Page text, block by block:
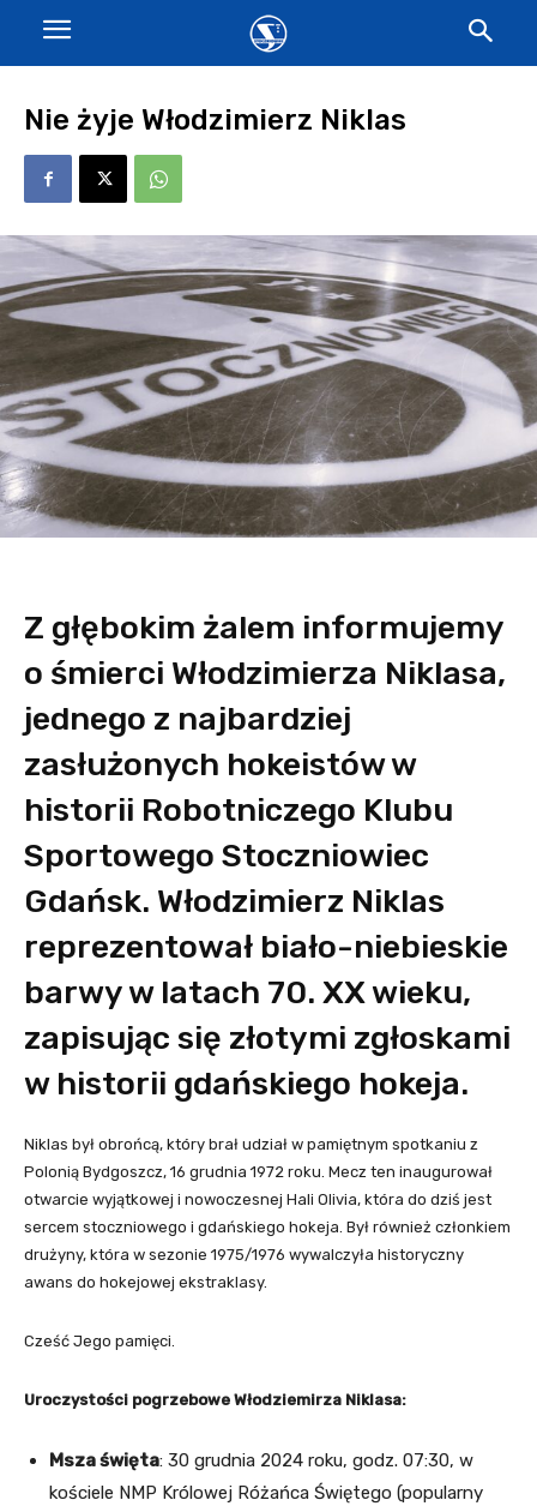
Nie żyje Włodzimierz Niklas
Z głębokim żalem informujemy
o śmierci Włodzimierza Niklasa,
jednego z najbardziej
zasłużonych hokeistów w
historii Robotniczego Klubu
Sportowego Stoczniowiec
Gdańsk. Włodzimierz Niklas
reprezentował biało-niebieskie
barwy w latach 70. XX wieku,
zapisując się złotymi zgłoskami
w historii gdańskiego hokeja.
Niklas był obrońcą, który brał udział w pamiętnym spotkaniu z
Polonią Bydgoszcz, 16 grudnia 1972 roku. Mecz ten inaugurował
otwarcie wyjątkowej i nowoczesnej Hali Olivia, która do dziś jest
sercem stoczniowego i gdańskiego hokeja. Był również członkiem
drużyny, która w sezonie 1975/1976 wywalczyła historyczny
awans do hokejowej ekstraklasy.
Cześć Jego pamięci.
Uroczystości pogrzebowe Włodziemirza Niklasa:
Msza święta: 30 grudnia 2024 roku, godz. 07:30, w
kościele NMP Królowej Różańca Świętego (popularny